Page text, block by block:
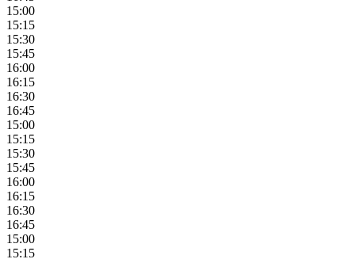
15:00
15:15
15:30
15:45
16:00
16:15
16:30
16:45
15:00
15:15
15:30
15:45
16:00
16:15
16:30
16:45
15:00
15:15